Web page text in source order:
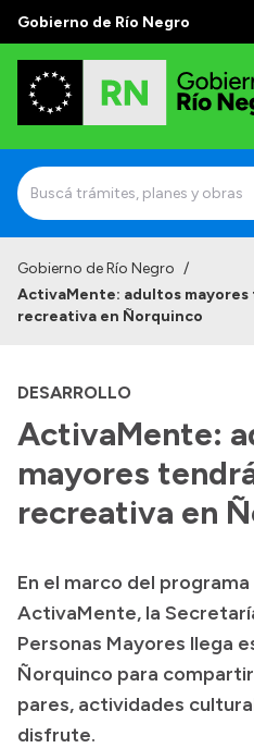
Gobierno de Río Negro
Autoridades
Autoridades y Organismos
Discursos en la Legislatura
Casa de Gobierno
Acerca de Río Negro
Geografía
Invertí en Río Negro
Transparencia
Gobierno de Río Negro /
ActivaMente: adultos
recreativa en Ñorquinco
DESARROLLO
ActivaMente:
mayores
recreativa en
En el marco del
ActivaMente, la
Personas Mayores llega
Ñorquinco para
pares, actividades
disfrute.